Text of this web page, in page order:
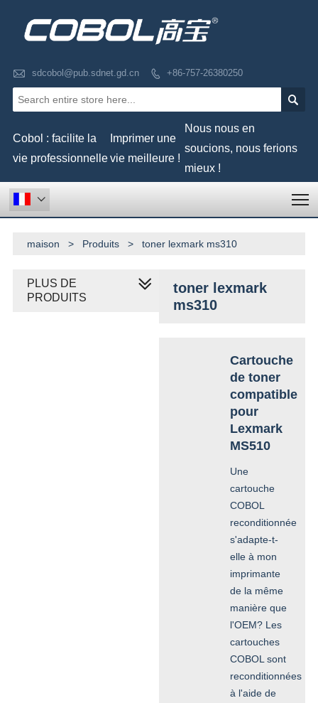
 sdcobol@pub.sdnet.gd.cn  +86-757-26380250

Cobol : facilite la
vie professionnelle
Imprimer une
vie meilleure !
Nous nous en
soucions, nous ferions
mieux !

maison > Produits > toner lexmark ms310
toner lexmark
ms310
Cartouche
de toner
compatible
pour
Lexmark
MS510
Une
cartouche
COBOL
reconditionnée
s'adapte-t-
elle à mon
imprimante
de la même
manière que
l'OEM? Les
cartouches
COBOL sont
reconditionnées
à l'aide de
PLUS DE
PRODUITS